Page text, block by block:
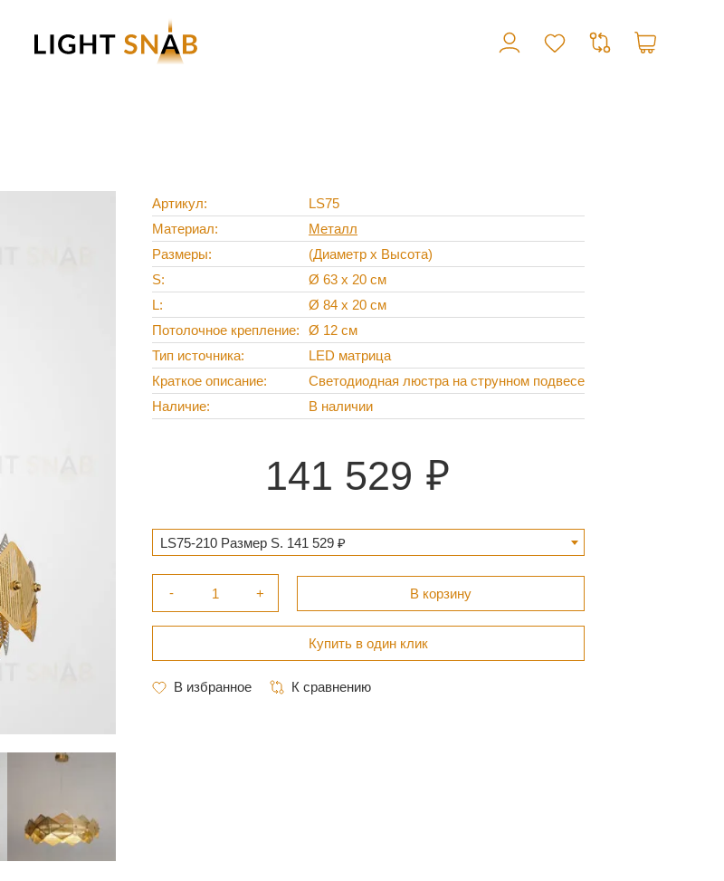
Артикул
LS75
Материал
Металл
Размеры
(Диаметр х Высота)
S
Ø 63 х 20 см
L
Ø 84 х 20 см
Потолочное крепление
Ø 12 см
Тип источника
LED матрица
Краткое описание
Светодиодная люстра на струнном подвесе
Наличие
В наличии
141 529
LS75-210 Размер S. 141 529 ₽